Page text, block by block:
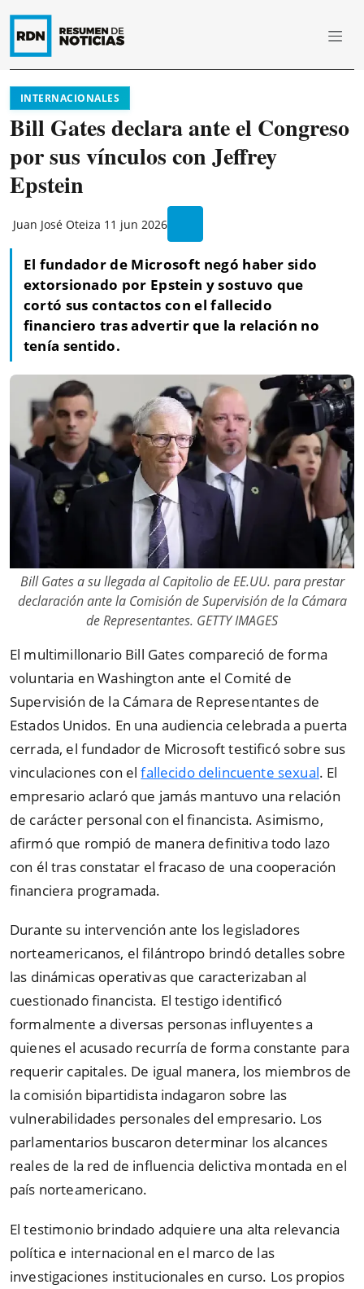
INTERNACIONALES
Bill Gates declara ante el Congreso
por sus vínculos con Jeffrey
Epstein
Juan José Oteiza 11 jun 2026
El fundador de Microsoft negó haber sido
extorsionado por Epstein y sostuvo que
cortó sus contactos con el fallecido
financiero tras advertir que la relación no
tenía sentido.
Bill Gates a su llegada al Capitolio de EE.UU. para prestar
declaración ante la Comisión de Supervisión de la Cámara
de Representantes. GETTY IMAGES
El multimillonario Bill Gates compareció de forma
voluntaria en Washington ante el Comité de
Supervisión de la Cámara de Representantes de
Estados Unidos. En una audiencia celebrada a puerta
cerrada, el fundador de Microsoft testificó sobre sus
vinculaciones con elfallecido delincuente sexual. El
empresario aclaró que jamás mantuvo una relación
de carácter personal con el financista. Asimismo,
afirmó que rompió de manera definitiva todo lazo
con él tras constatar el fracaso de una cooperación
financiera programada.
Durante su intervención ante los legisladores
norteamericanos, el filántropo brindó detalles sobre
las dinámicas operativas que caracterizaban al
cuestionado financista. El testigo identificó
formalmente a diversas personas influyentes a
quienes el acusado recurría de forma constante para
requerir capitales. De igual manera, los miembros de
la comisión bipartidista indagaron sobre las
vulnerabilidades personales del empresario. Los
parlamentarios buscaron determinar los alcances
reales de la red de influencia delictiva montada en el
país norteamericano.
El testimonio brindado adquiere una alta relevancia
política e internacional en el marco de las
investigaciones institucionales en curso. Los propios